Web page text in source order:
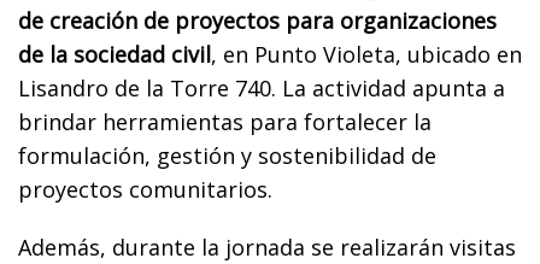
de creación de proyectos para organizaciones
de la sociedad civil, en Punto Violeta, ubicado en
Lisandro de la Torre 740. La actividad apunta a
brindar herramientas para fortalecer la
formulación, gestión y sostenibilidad de
proyectos comunitarios.
Además, durante la jornada se realizarán visitas